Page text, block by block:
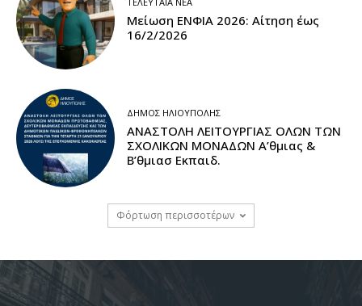
Μείωση ΕΝΦΙΑ 2026: Αίτηση έως
16/2/2026
ΔΉΜΟΣ ΗΛΙΟΎΠΟΛΗΣ
ΑΝΑΣΤΟΛΗ ΛΕΙΤΟΥΡΓΙΑΣ ΟΛΩΝ ΤΩΝ
ΣΧΟΛΙΚΩΝ ΜΟΝΑΔΩΝ A’θμιας &
Β’θμιασ Εκπαιδ.
Φόρτωση περισσοτέρων